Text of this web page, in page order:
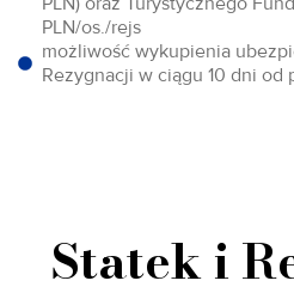
PLN/os./rejs
możliwość wykupienia
Rezygnacji w ciągu 10 dni
Statek i